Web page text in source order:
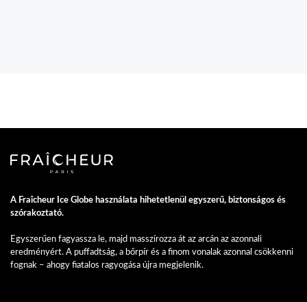
A Fraîcheur Ice Globe használata hihetetlenül egyszerű, biztonságos és
szórakoztató.
Egyszerűen fagyassza le, majd masszírozza át az arcán az azonnali
eredményért. A puffadtság, a bőrpír és a finom vonalak azonnal csökkenni
fognak – ahogy fiatalos ragyogása újra megjelenik.